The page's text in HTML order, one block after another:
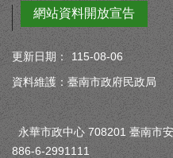
網站資料開放宣告
更新日期：
115-08-06
資料維護：臺南市政府民政局
永華市政中心 708201 臺南市
886-6-2991111